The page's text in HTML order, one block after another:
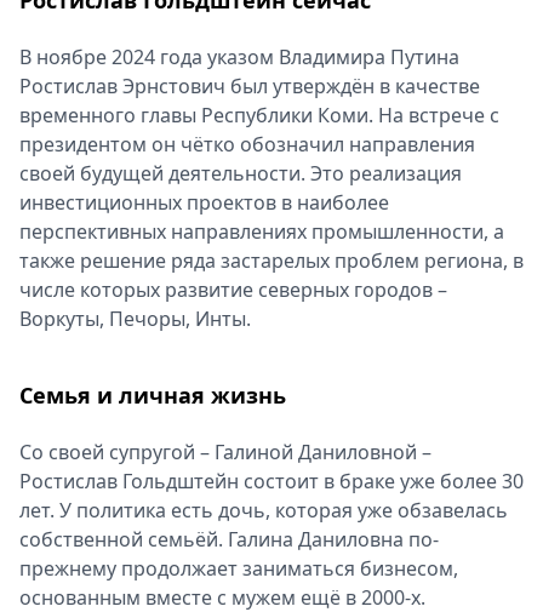
В ноябре 2024 года указом Владимира Путина
Ростислав Эрнстович был утверждён в качестве
временного главы Республики Коми. На встрече с
президентом он чётко обозначил направления
своей будущей деятельности. Это реализация
инвестиционных проектов в наиболее
перспективных направлениях промышленности, а
также решение ряда застарелых проблем региона, в
числе которых развитие северных городов –
Воркуты, Печоры, Инты.
Семья и личная жизнь
Со своей супругой – Галиной Даниловной –
Ростислав Гольдштейн состоит в браке уже более 30
лет. У политика есть дочь, которая уже обзавелась
собственной семьёй. Галина Даниловна по-
прежнему продолжает заниматься бизнесом,
основанным вместе с мужем ещё в 2000-х.